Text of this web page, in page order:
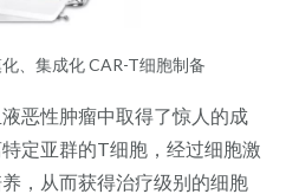
、集成化 CAR-T细胞制备
恶性肿瘤中取得了惊人的成
定亚群的T细胞，经过细胞激
，从而获得治疗级别的细胞